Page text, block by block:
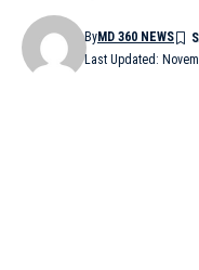
Last Updated:
ByMD 360 NEWS